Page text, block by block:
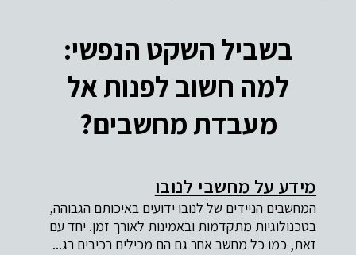
בשביל השקט הנפשי:
למה חשוב לפנות אל
מעבדת מחשבים?
מידע על מחשבי לנובו
המחשבים הניידים של לנובו ידועים באיכותם הגבוהה,
בטכנולוגיות מתקדמות ובאמינות לאורך זמן. יחד עם
זאת, כמו כל מחשב אחר גם הם מכילים רכיבים רג...